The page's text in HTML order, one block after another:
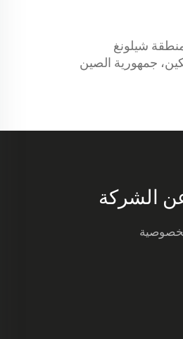
منطقة شيلونغ
جمهورية الصين
الشركة